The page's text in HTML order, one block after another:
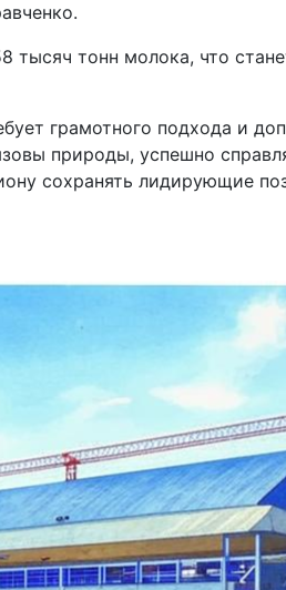
тысяч тонн молока, что
грамотного подхода и
природы, успешно
сохранять лидирующие